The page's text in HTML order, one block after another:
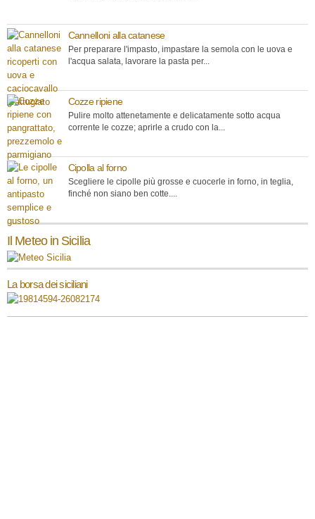
Cannelloni alla catanese
Per preparare l'impasto, impastare la semola con le uova e
l'acqua salata, lavorare la pasta per...
Cozze ripiene
Pulire molto attenetamente e delicatamente sotto acqua
corrente le cozze; aprirle a crudo con la...
Cipolla al forno
Scegliere le cipolle più grosse e cuocerle in forno, in teglia,
finché non siano ben cotte....
Il Meteo in Sicilia
La borsa dei siciliani